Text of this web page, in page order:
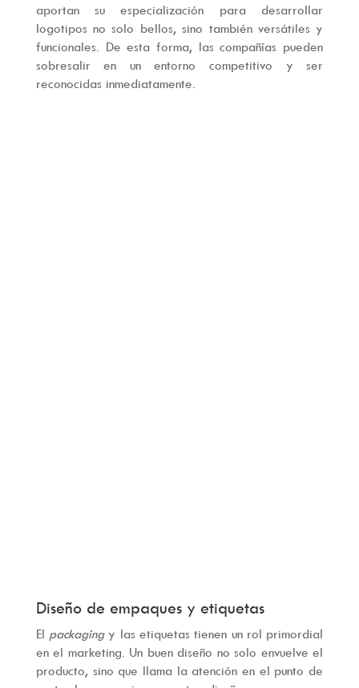
aportan su especialización para desarrollar
logotipos no solo bellos, sino también versátiles y
funcionales. De esta forma, las compañías pueden
sobresalir en un entorno competitivo y ser
reconocidas inmediatamente.
Diseño de empaques y etiquetas
El packagingy las etiquetas tienen un rol primordial
en el marketing. Un buen diseño no solo envuelve el
producto, sino que llama la atención en el punto de